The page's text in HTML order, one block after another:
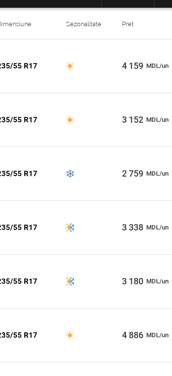
Sezonalitate Pret
55 R17 4 159 MDL/un
55 R17 3 152 MDL/un
55 R17 2 759 MDL/un
55 R17 3 338 MDL/un
55 R17 3 180 MDL/un
55 R17 4 886 MDL/un